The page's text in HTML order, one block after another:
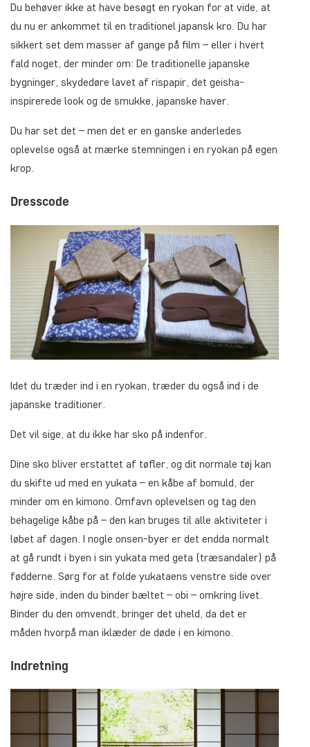
Du behøver ikke at have besøgt en ryokan for at vide, at
du nu er ankommet til en traditionel japansk kro. Du har
sikkert set dem masser af gange på film – eller i hvert
fald noget, der minder om: De traditionelle japanske
bygninger, skydedøre lavet af rispapir, det geisha-
inspirerede look og de smukke, japanske haver.
Du har set det – men det er en ganske anderledes
oplevelse også at mærke stemningen i en ryokan på egen
krop.
Dresscode
Idet du træder ind i en ryokan, træder du også ind i de
japanske traditioner.
Det vil sige, at du ikke har sko på indenfor.
Dine sko bliver erstattet af tøfler, og dit normale tøj kan
du skifte ud med en yukata – en kåbe af bomuld, der
minder om en kimono. Omfavn oplevelsen og tag den
behagelige kåbe på – den kan bruges til alle aktiviteter i
løbet af dagen. I nogle onsen-byer er det endda normalt
at gå rundt i byen i sin yukata med geta (træsandaler) på
fødderne. Sørg for at folde yukataens venstre side over
højre side, inden du binder bæltet – obi – omkring livet.
Binder du den omvendt, bringer det uheld, da det er
måden hvorpå man iklæder de døde i en kimono.
Indretning